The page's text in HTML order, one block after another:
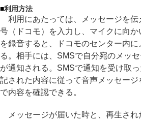
■利用方法
利用にあたっては、メッセージを伝
号（ドコモ）を入力し、マイクに向
を録音すると、ドコモのセンター内
る。相手には、SMSで自分宛のメッ
が通知される。SMSで通知を受け取
記された内容に従って音声メッセージ
で内容を確認できる。
メッセージが届いた時と、再生され